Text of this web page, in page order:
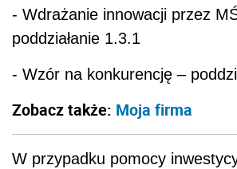
- Wdrażanie innowacji przez
poddziałanie 1.3.1
- Wzór na konkurencję –
Zobacz także: Moja firma
W przypadku pomocy